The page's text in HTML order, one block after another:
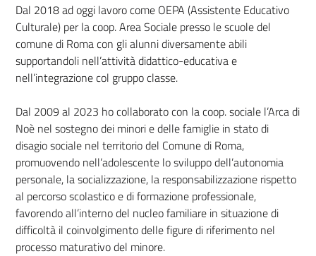
Dal 2018 ad oggi lavoro come OEPA (Assistente Educativo
Culturale) per la coop. Area Sociale presso le scuole del
comune di Roma con gli alunni diversamente abili
supportandoli nell’attività didattico-educativa e
nell’integrazione col gruppo classe.
Dal 2009 al 2023 ho collaborato con la coop. sociale l’Arca di
Noè nel sostegno dei minori e delle famiglie in stato di
disagio sociale nel territorio del Comune di Roma,
promuovendo nell’adolescente lo sviluppo dell’autonomia
personale, la socializzazione, la responsabilizzazione rispetto
al percorso scolastico e di formazione professionale,
favorendo all’interno del nucleo familiare in situazione di
difficoltà il coinvolgimento delle figure di riferimento nel
processo maturativo del minore.